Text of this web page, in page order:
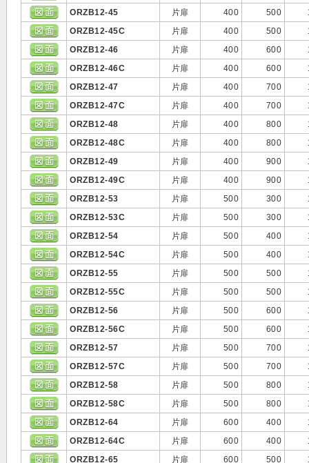
ORZB12-45
片扉 400 500
ORZB12-45C
片扉 400 500
ORZB12-46
片扉 400 600
ORZB12-46C
片扉 400 600
ORZB12-47
片扉 400 700
ORZB12-47C
片扉 400 700
ORZB12-48
片扉 400 800
ORZB12-48C
片扉 400 800
ORZB12-49
片扉 400 900
ORZB12-49C
片扉 400 900
ORZB12-53
片扉 500 300
ORZB12-53C
片扉 500 300
ORZB12-54
片扉 500 400
ORZB12-54C
片扉 500 400
ORZB12-55
片扉 500 500
ORZB12-55C
片扉 500 500
ORZB12-56
片扉 500 600
ORZB12-56C
片扉 500 600
ORZB12-57
片扉 500 700
ORZB12-57C
片扉 500 700
ORZB12-58
片扉 500 800
ORZB12-58C
片扉 500 800
ORZB12-64
片扉 600 400
ORZB12-64C
片扉 600 400
ORZB12-65
片扉 600 500